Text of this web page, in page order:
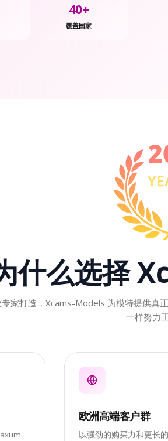
40+
覆盖国家
什么选择
家打造，Xcams-Models 为模特提供真
一样努力
欧洲高端客户群
以强劲的购买力和更长